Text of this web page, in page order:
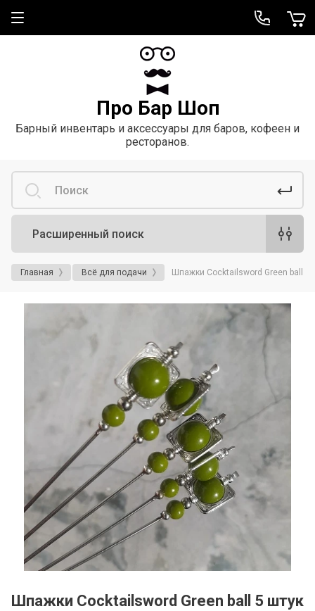
Про Бар Шоп
Барный инвентарь и аксессуары для баров, кофеен и
ресторанов.
Расширенный поиск
Главная Всё для подачи Шпажки Cocktailsword Green ball 5
Шпажки Cocktailsword Green ball 5 штук